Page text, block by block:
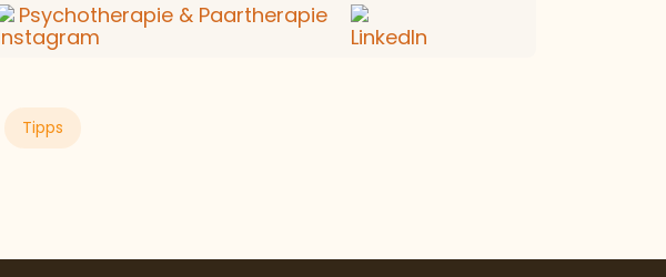
Psychotherapie & Paartherapie
Tipps